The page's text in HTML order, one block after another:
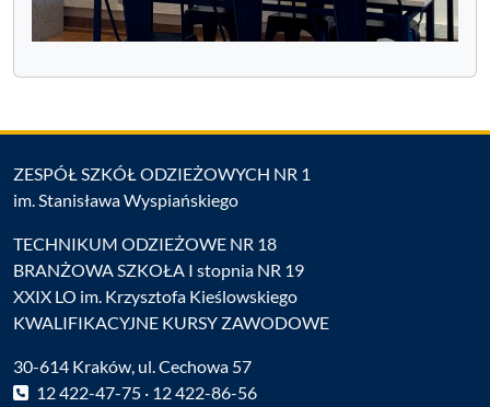
ZESPÓŁ SZKÓŁ ODZIEŻOWYCH NR 1
im. Stanisława Wyspiańskiego
TECHNIKUM ODZIEŻOWE NR 18
BRANŻOWA SZKOŁA I stopnia NR 19
XXIX LO im. Krzysztofa Kieślowskiego
KWALIFIKACYJNE KURSY ZAWODOWE
30-614 Kraków, ul. Cechowa 57
12 422-47-75 · 12 422-86-56